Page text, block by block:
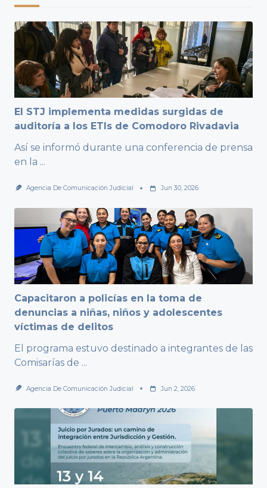
El STJ implementa medidas surgidas de
auditoría a los ETIs de Comodoro Rivadavia
Así se informó durante una conferencia de prensa
en la ...
Agencia De Comunicación Judicial Jun 30, 2026
Capacitaron a policías en la toma de
denuncias a niñas, niños y adolescentes
víctimas de delitos
El programa estuvo destinado a integrantes de las
Comisarías de ...
Agencia De Comunicación Judicial Jun 2, 2026